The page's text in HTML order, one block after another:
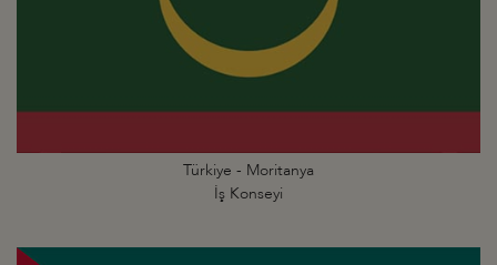
Türkiye - Moritanya
İş Konseyi